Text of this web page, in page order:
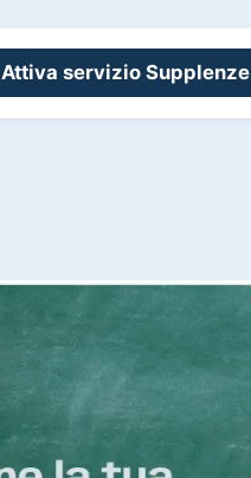
Attiva servizio Supplenze